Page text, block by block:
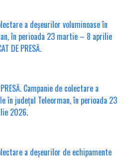
a deșeurilor voluminoase în
în perioada 23 martie – 8 aprilie
DE PRESĂ.
PRESĂ. Campanie de colectare a
în județul Teleorman, în perioada 23
2026.
a deșeurilor de echipamente